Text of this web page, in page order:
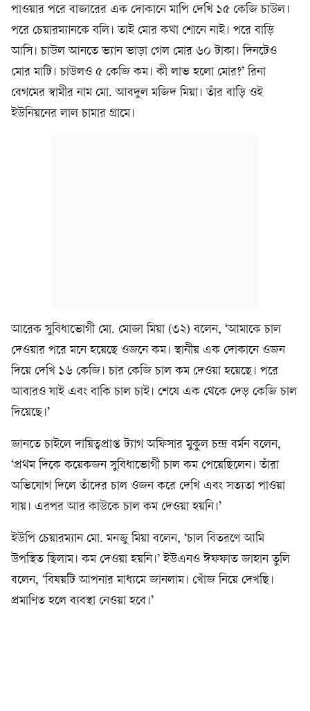
পাওয়ার পরে বাজারের এক দোকানে মাপি দেখি ১৫ কেজি চাউল।
পরে চেয়ারম্যানকে বলি। তাই মোর কথা শোনে নাই। পরে বাড়ি
আসি। চাউল আনতে ভ্যান ভাড়া গেল মোর ৬০ টাকা। দিনটেও
মোর মাটি। চাউলও ৫ কেজি কম। কী লাভ হলো মোর?’ রিনা
বেগমের স্বামীর নাম মো. আবদুল মজিদ মিয়া। তাঁর বাড়ি ওই
ইউনিয়নের লাল চামার গ্রামে।
আরেক সুবিধাভোগী মো. মোজা মিয়া (৩২) বলেন, ‘আমাকে চাল
দেওয়ার পরে মনে হয়েছে ওজনে কম। স্থানীয় এক দোকানে ওজন
দিয়ে দেখি ১৬ কেজি। চার কেজি চাল কম দেওয়া হয়েছে। পরে
আবারও যাই এবং বাকি চাল চাই। শেষে এক থেকে দেড় কেজি চাল
দিয়েছে।’
জানতে চাইলে দায়িত্বপ্রাপ্ত ট্যাগ অফিসার মুকুল চন্দ্র বর্মন বলেন,
‘প্রথম দিকে কয়েকজন সুবিধাভোগী চাল কম পেয়েছিলেন। তাঁরা
অভিযোগ দিলে তাঁদের চাল ওজন করে দেখি এবং সত্যতা পাওয়া
যায়। এরপর আর কাউকে চাল কম দেওয়া হয়নি।’
ইউপি চেয়ারম্যান মো. মনজু মিয়া বলেন, ‘চাল বিতরণে আমি
উপস্থিত ছিলাম। কম দেওয়া হয়নি।’ ইউএনও ঈফফাত জাহান তুলি
বলেন, ‘বিষয়টি আপনার মাধ্যমে জানলাম। খোঁজ নিয়ে দেখছি।
প্রমাণিত হলে ব্যবস্থা নেওয়া হবে।’